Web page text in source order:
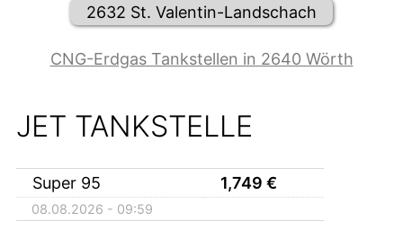
2632 St. Valentin-Landschach
CNG-Erdgas Tankstellen in 2640 Wörth
JET TANKSTELLE
Super 95 1,749 €
08.08.2026 - 09:59